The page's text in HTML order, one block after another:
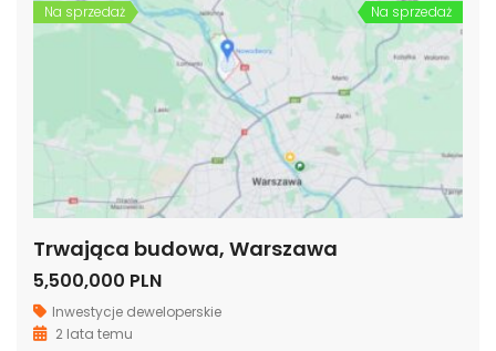
Na sprzedaż Na sprzedaż
Trwająca budowa, Warszawa
5,500,000 PLN
Inwestycje deweloperskie
2 lata temu